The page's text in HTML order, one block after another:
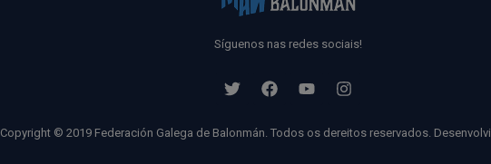
Síguenos nas redes sociais!
Copyright © 2019 Federación Galega de Balonmán. Todos os dereitos reservados.